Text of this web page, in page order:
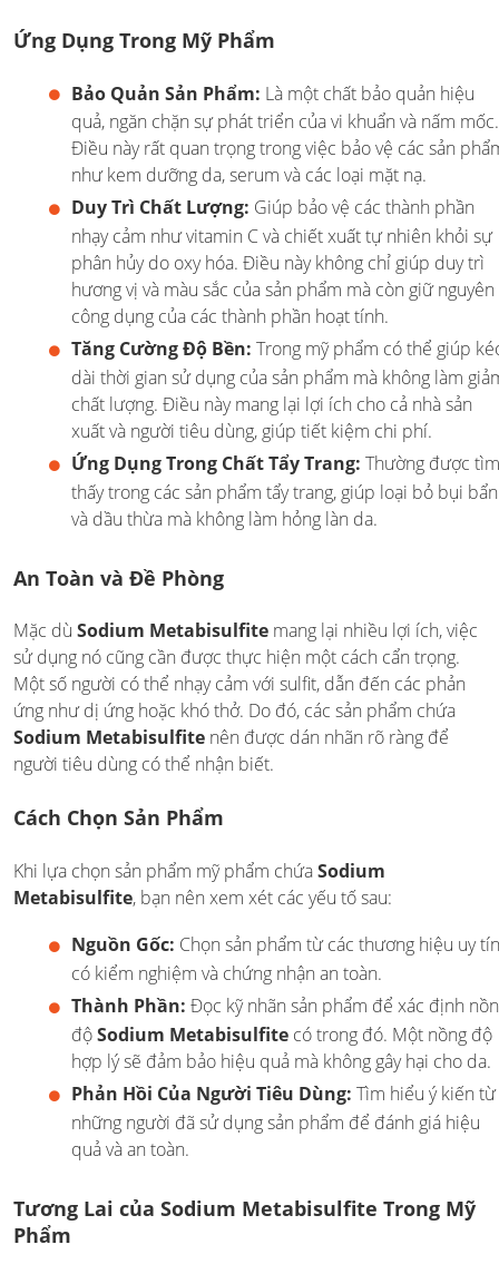
Ứng Dụng Trong Mỹ Phẩm
Bảo Quản Sản Phẩm: Là một chất bảo quản hiệu
quả, ngăn chặn sự phát triển của vi khuẩn và nấm mốc.
Điều này rất quan trọng trong việc bảo vệ các sản
như kem dưỡng da, serum và các loại mặt nạ.
Duy Trì Chất Lượng: Giúp bảo vệ các thành phần
nhạy cảm như vitamin C và chiết xuất tự nhiên khỏi sự
phân hủy do oxy hóa. Điều này không chỉ giúp duy trì
hương vị và màu sắc của sản phẩm mà còn giữ nguyên
công dụng của các thành phần hoạt tính.
Tăng Cường Độ Bền: Trong mỹ phẩm có thể giúp
dài thời gian sử dụng của sản phẩm mà không làm
chất lượng. Điều này mang lại lợi ích cho cả nhà sản
xuất và người tiêu dùng, giúp tiết kiệm chi phí.
Ứng Dụng Trong Chất Tẩy Trang: Thường được tìm
thấy trong các sản phẩm tẩy trang, giúp loại bỏ bụi bẩn
và dầu thừa mà không làm hỏng làn da.
An Toàn và Đề Phòng
Mặc dù Sodium Metabisulfite mang lại nhiều lợi ích, việc
sử dụng nó cũng cần được thực hiện một cách cẩn trọng.
Một số người có thể nhạy cảm với sulfit, dẫn đến các phản
ứng như dị ứng hoặc khó thở. Do đó, các sản phẩm chứa
Sodium Metabisulfite nên được dán nhãn rõ ràng để
người tiêu dùng có thể nhận biết.
Cách Chọn Sản Phẩm
Khi lựa chọn sản phẩm mỹ phẩm chứaSodium
Metabisulfite, bạn nên xem xét các yếu tố sau:
Nguồn Gốc: Chọn sản phẩm từ các thương hiệu uy
có kiểm nghiệm và chứng nhận an toàn.
Thành Phần: Đọc kỹ nhãn sản phẩm để xác định
độSodium Metabisulfite có trong đó. Một nồng độ
hợp lý sẽ đảm bảo hiệu quả mà không gây hại cho da.
Phản Hồi Của Người Tiêu Dùng: Tìm hiểu ý kiến từ
những người đã sử dụng sản phẩm để đánh giá hiệu
quả và an toàn.
Tương Lai của Sodium Metabisulfite Trong Mỹ
Phẩm